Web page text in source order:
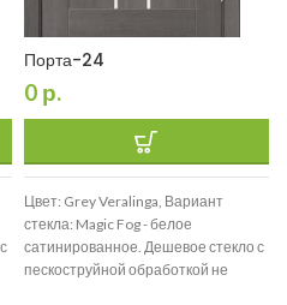
Порта-24
0 р.
Цвет: Grey Veralinga, Вариант
стекла: Magic Fog - белое
сатинированное. Дешевое стекло с
пескоструйной обработкой не